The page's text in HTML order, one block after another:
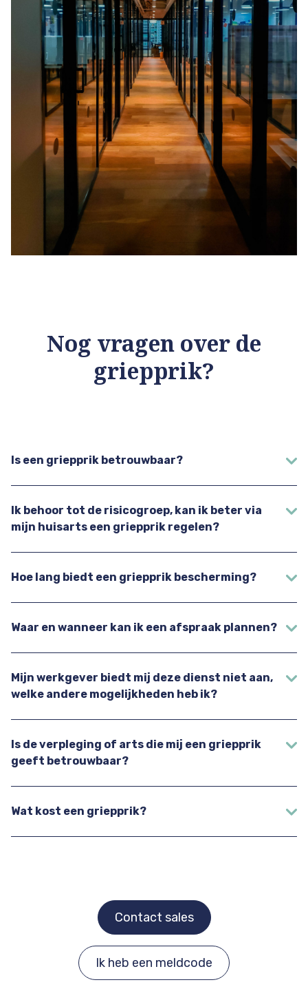
Nog vragen over de
griepprik?
Is een griepprik betrouwbaar?
Ik behoor tot de risicogroep, kan ik beter via
mijn huisarts een griepprik regelen?
Hoe lang biedt een griepprik bescherming?
Waar en wanneer kan ik een afspraak plannen?
Mijn werkgever biedt mij deze dienst niet aan,
welke andere mogelijkheden heb ik?
Is de verpleging of arts die mij een griepprik
geeft betrouwbaar?
Wat kost een griepprik?
Contact sales
Ik heb een meldcode